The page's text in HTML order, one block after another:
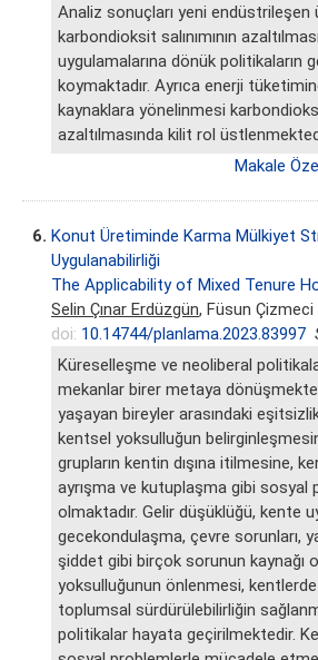
Analiz sonuçları yeni endüstrileşen
karbondioksit salınımının
uygulamalarına dönük politikaların
koymaktadır. Ayrıca enerji
kaynaklara yönelinmesi
azaltılmasında kilit rol
Makale
6. Konut Üretiminde Karma Mülkiyet
Uygulanabilirliği
The Applicability of Mixed Tenure
Selin Çınar Erdüzgün, Füsun Çizmeci
doi: 10.14744/planlama.2023.83997
Küreselleşme ve neoliberal
mekanlar birer metaya
yaşayan bireyler arasındaki
kentsel yoksulluğun
grupların kentin dışına itilmesine,
ayrışma ve kutuplaşma gibi sosyal
olmaktadır. Gelir düşüklüğü, kente
gecekondulaşma, çevre sorunları,
şiddet gibi birçok sorunun kaynağı
yoksulluğunun önlenmesi,
toplumsal sürdürülebilirliğin
politikalar hayata geçirilmektedir.